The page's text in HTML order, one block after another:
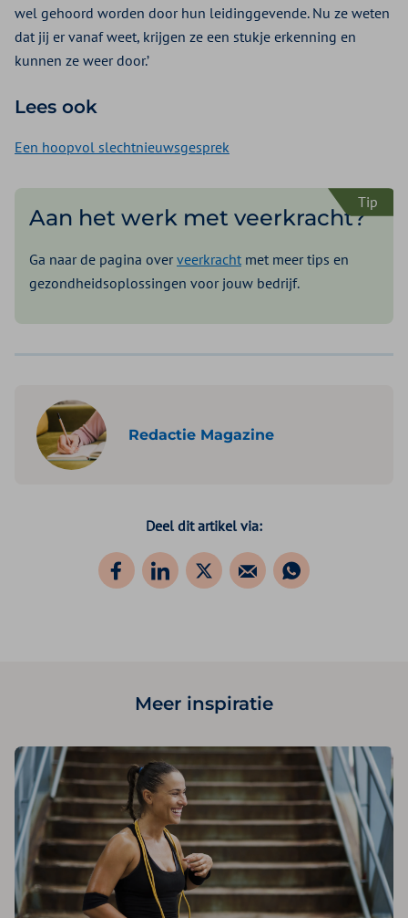
wel gehoord worden door hun leidinggevende. Nu ze weten
dat jij er vanaf weet, krijgen ze een stukje erkenning en
kunnen ze weer door.’
Lees ook
Een hoopvol slechtnieuwsgesprek
Tip
Aan het werk met veerkracht?
Ga naar de pagina overveerkracht met meer tips en
gezondheidsoplossingen voor jouw bedrijf.
Redactie Magazine
Deel dit artikel via:
Meer inspiratie